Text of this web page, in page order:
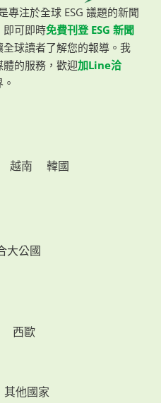
專注於全球 ESG 議題的新聞
即可即時免費刊登 ESG 新聞
全球讀者了解您的報導。我
的服務，歡迎加Line洽
越南
韓國
大公國
西歐
其他國家